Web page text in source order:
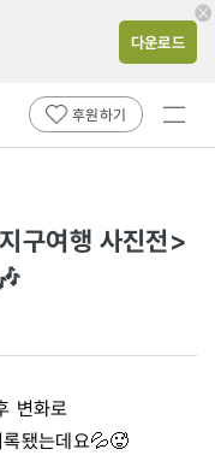
다운로드
후원하기
전체
구여행 사진전>
변화로
됐는데요💦🥵